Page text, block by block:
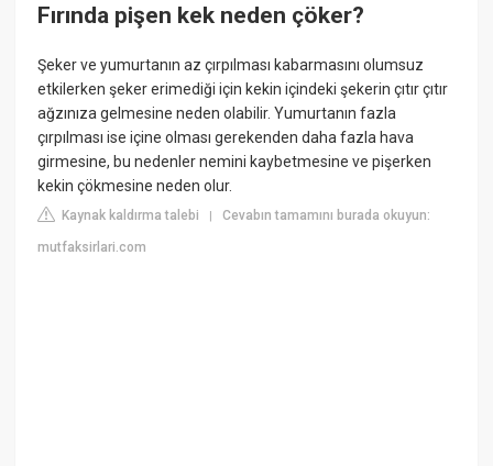
Fırında pişen kek neden çöker?
Şeker ve yumurtanın az çırpılması kabarmasını olumsuz
etkilerken şeker erimediği için kekin içindeki şekerin çıtır çıtır
ağzınıza gelmesine neden olabilir. Yumurtanın fazla
çırpılması ise içine olması gerekenden daha fazla hava
girmesine, bu nedenler nemini kaybetmesine ve pişerken
kekin çökmesine neden olur.
Kaynak kaldırma talebi |Cevabın tamamını burada okuyun:
mutfaksirlari.com